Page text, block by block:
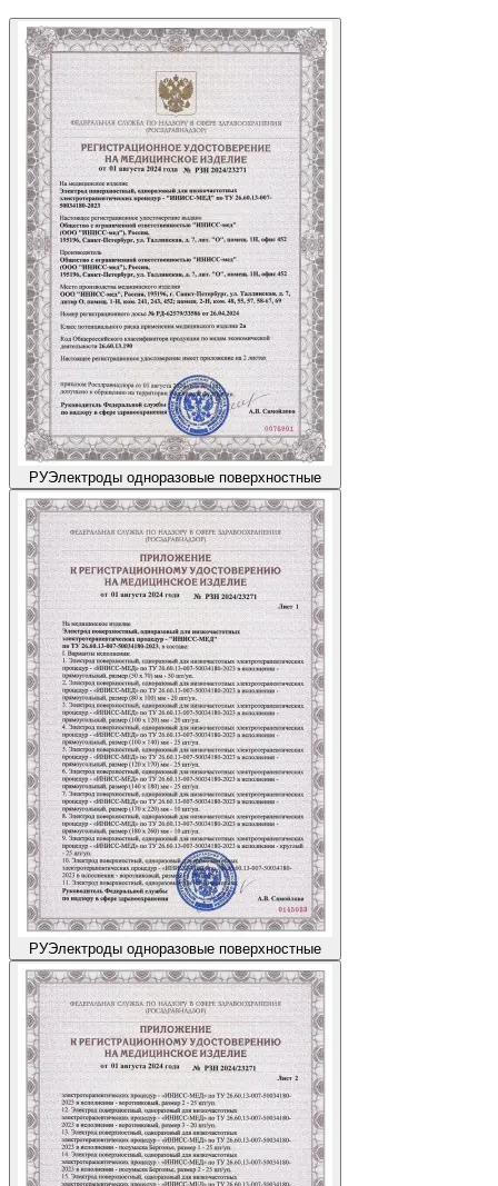
РУЭлектроды одноразовые поверхностные
РУЭлектроды одноразовые поверхностные